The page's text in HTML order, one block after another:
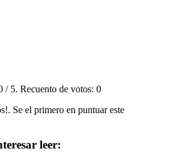
/ 5. Recuento de votos: 0
Se el primero en puntuar este
leer: